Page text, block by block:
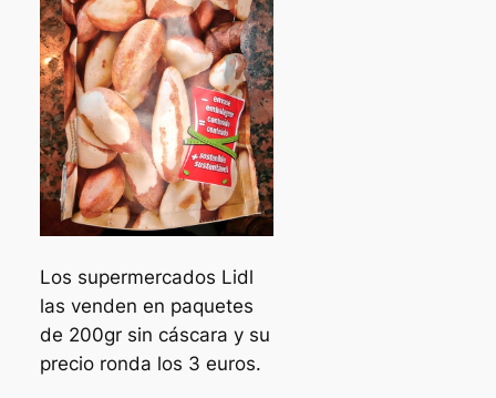
Los supermercados Lidl
las venden en paquetes
de 200gr sin cáscara y su
precio ronda los 3 euros.